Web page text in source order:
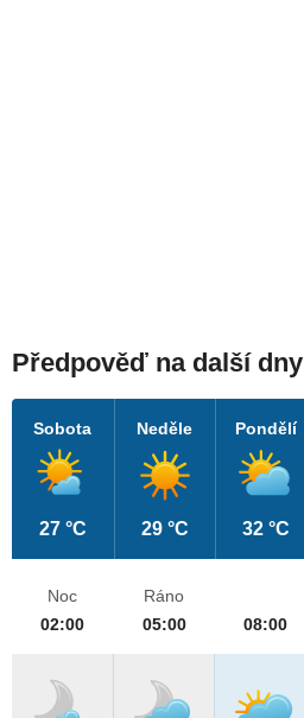
Předpověď na další dny
Sobota
27 °C
Neděle
29 °C
Pondělí
32 °C
Noc
02:00
Ráno
05:00
08:00